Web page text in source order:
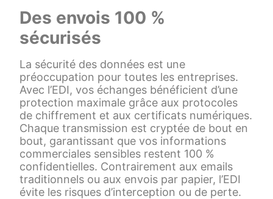
Des envois 100 %
sécurisés
La sécurité des données est une
préoccupation pour toutes les entreprises.
Avec l’EDI, vos échanges bénéficient d’une
protection maximale grâce aux protocoles
de chiffrement et aux certificats numériques.
Chaque transmission est cryptée de bout en
bout, garantissant que vos informations
commerciales sensibles restent 100 %
confidentielles. Contrairement aux emails
traditionnels ou aux envois par papier, l’EDI
évite les risques d’interception ou de perte.